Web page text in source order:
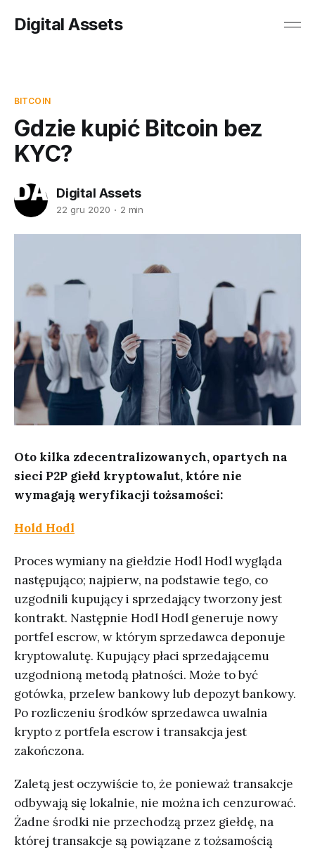
Digital Assets
BITCOIN
Gdzie kupić Bitcoin bez
KYC?
Digital Assets
22 gru 2020 2 min
Oto kilka zdecentralizowanych, opartych na
sieci P2P giełd kryptowalut, które nie
wymagają weryfikacji tożsamości:
Hold Hodl
Proces wymiany na giełdzie Hodl Hodl wygląda
następująco; najpierw, na podstawie tego, co
uzgodnili kupujący i sprzedający tworzony jest
kontrakt. Następnie Hodl Hodl generuje nowy
portfel escrow, w którym sprzedawca deponuje
kryptowalutę. Kupujący płaci sprzedającemu
uzgodnioną metodą płatności. Może to być
gotówka, przelew bankowy lub depozyt bankowy.
Po rozliczeniu środków sprzedawca uwalnia
krypto z portfela escrow i transakcja jest
zakończona.
Zaletą jest oczywiście to, że ponieważ transakcje
odbywają się lokalnie, nie można ich cenzurować.
Żadne środki nie przechodzą przez giełdę, na
której transakcje są powiązane z tożsamością